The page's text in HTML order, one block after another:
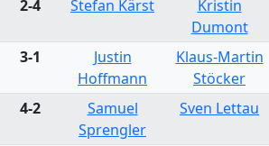
2-4 Stefan Kärst
Kristin
Dumont
3-1
Justin
Hoffmann
Klaus-Martin
Stöcker
4-2
Samuel
Sprengler
Sven Lettau